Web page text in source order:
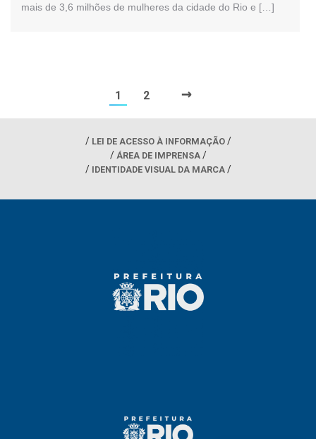
mais de 3,6 milhões de mulheres da cidade do Rio e […]
1 2 →
LEI DE ACESSO À INFORMAÇÃO
ÁREA DE IMPRENSA
IDENTIDADE VISUAL DA MARCA